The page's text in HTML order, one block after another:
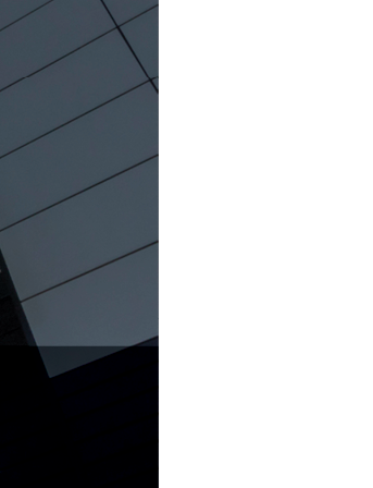
détail
JEU
+ SPORTS